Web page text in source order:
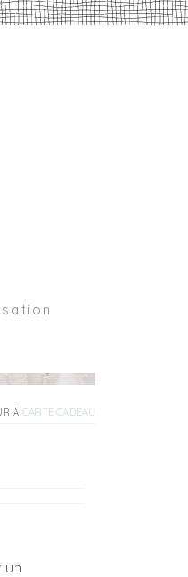
À CARTE CADEAU
un